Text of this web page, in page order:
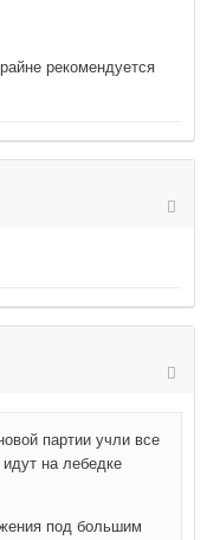
рекомендуется
партии учли все
на лебедке
под большим